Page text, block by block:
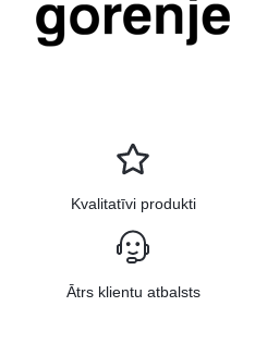
Kvalitatīvi produkti
Ātrs klientu atbalsts